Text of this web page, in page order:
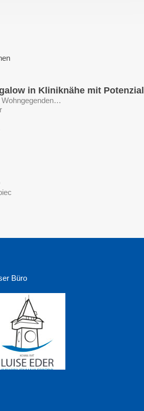
in Kliniknähe mit Potenzial
Wohngegenden…
Büro